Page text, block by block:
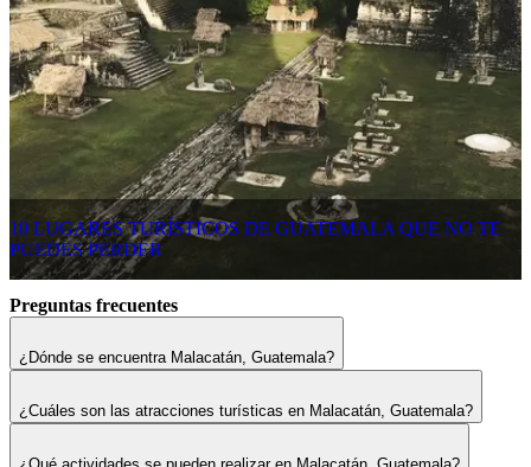
10 LUGARES TURÍSTICOS DE GUATEMALA QUE NO TE
PUEDES PERDER
Preguntas frecuentes
¿Dónde se encuentra Malacatán, Guatemala?
¿Cuáles son las atracciones turísticas en Malacatán, Guatemala?